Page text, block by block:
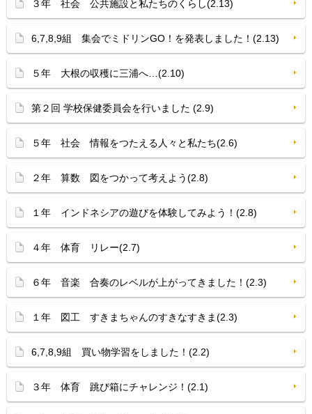
３年 社会 公共施設と私たちのくらし(2.13)
6,7,8,9組 集会でミドリンGO！を発表しました！(2.13)
５年 大根の収穫に三浦へ…(2.10)
第２回 学校保健委員会を行いました (2.9)
５年 社会 情報をつたえる人々と私たち(2.6)
２年 算数 図をつかって考えよう(2.8)
１年 インドネシアの遊びを体験してみよう！(2.8)
４年 体育 リレー(2.7)
６年 音楽 合奏のレベルが上がってきました！(2.3)
１年 図工 すきまちゃんのすきなすきま(2.3)
6,7,8,9組 買い物学習をしました！(2.2)
３年 体育 跳び箱にチャレンジ！(2.1)